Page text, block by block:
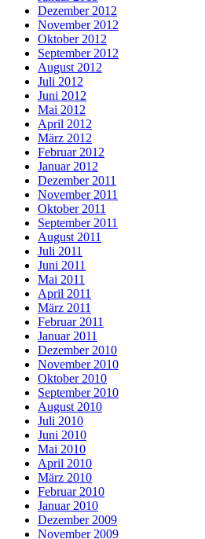
Dezember 2012
November 2012
Oktober 2012
September 2012
August 2012
Juli 2012
Juni 2012
Mai 2012
April 2012
März 2012
Februar 2012
Januar 2012
Dezember 2011
November 2011
Oktober 2011
September 2011
August 2011
Juli 2011
Juni 2011
Mai 2011
April 2011
März 2011
Februar 2011
Januar 2011
Dezember 2010
November 2010
Oktober 2010
September 2010
August 2010
Juli 2010
Juni 2010
Mai 2010
April 2010
März 2010
Februar 2010
Januar 2010
Dezember 2009
November 2009